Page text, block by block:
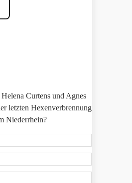
Curtens und Agnes
letzten Hexenverbrennung
Niederrhein?